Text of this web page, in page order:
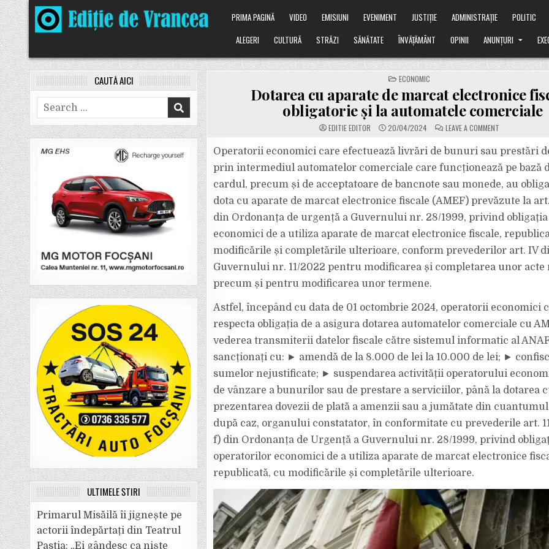
Skip
to
content
PRIMA PAGINĂ VIDEO EMISIUNI EVENIMENT JUSTIȚIE ADMINISTRAȚIE
POLITIC
ALEGERI
CULTURĂ STRĂZI SĂNĂTATE ÎNVĂȚĂMÂNT OPINII ANUNȚURI
POSTED
IN
ECONOMIC
Dotarea cu aparate de marcat electronice
obligatorie și la automatele comerciale
EDITIE EDITOR 20/04/2024 LEAVE A COMMENT
DOTAREA
APARATE
DE
MARCAT
ELECTRONICE
OBLIGATORIE
LA
COMERCIALE
Operatorii economici care efectuează livrări de bunuri sau prestări
prin intermediul automatelor comerciale care funcționează pe bază
cardul, precum și de acceptatoare de bancnote sau monede, au
dota cu aparate de marcat electronice fiscale (AMEF) prevăzute la
din Ordonanța de urgență a Guvernului nr. 28/1999, privind
economici de a utiliza aparate de marcat electronice fiscale,
modificările și completările ulterioare, conform prevederilor art. IV
Guvernului nr. 11/2022 pentru modificarea și completarea unor acte
precum și pentru modificarea unor termene.
Astfel, începând cu data de 01 octombrie 2024, operatorii economici
respecta obligația de a asigura dotarea automatelor comerciale cu
vederea transmiterii datelor fiscale către sistemul informatic al
sancționați cu: ► amendă de la 8.000 de lei la 10.000 de lei; ►
sumelor nejustificate; ► suspendarea activității operatorului
de vânzare a bunurilor sau de prestare a serviciilor, până la dotarea
prezentarea dovezii de plată a amenzii sau a jumătate din cuantumul
după caz, organului constatator, în conformitate cu prevederile art.
f) din Ordonanța de Urgență a Guvernului nr. 28/1999, privind
operatorilor economici de a utiliza aparate de marcat electronice
republicată, cu modificările și completările ulterioare.
CAUTĂ AICI
Search
for:
ULTIMELE ȘTIRI
Primarul Misăilă îi jignește pe
actorii îndepărtați din Teatrul
Pastia: „Ei gândesc ca niște